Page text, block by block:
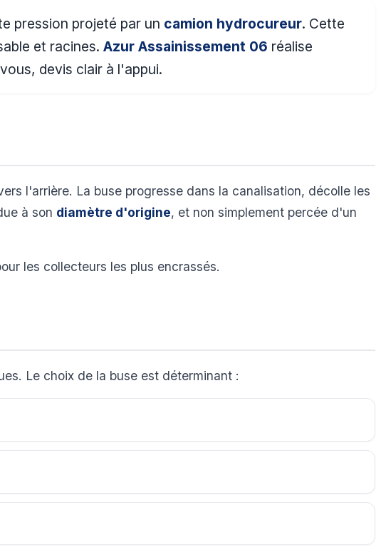
pression projeté par un camion hydrocureur. Cette
et racines.Azur Assainissement 06 réalise
devis clair à l'appui.
l'arrière. La buse progresse dans la canalisation, décolle les
à son diamètre d'origine, et non simplement percée d'un
les collecteurs les plus encrassés.
Le choix de la buse est déterminant :